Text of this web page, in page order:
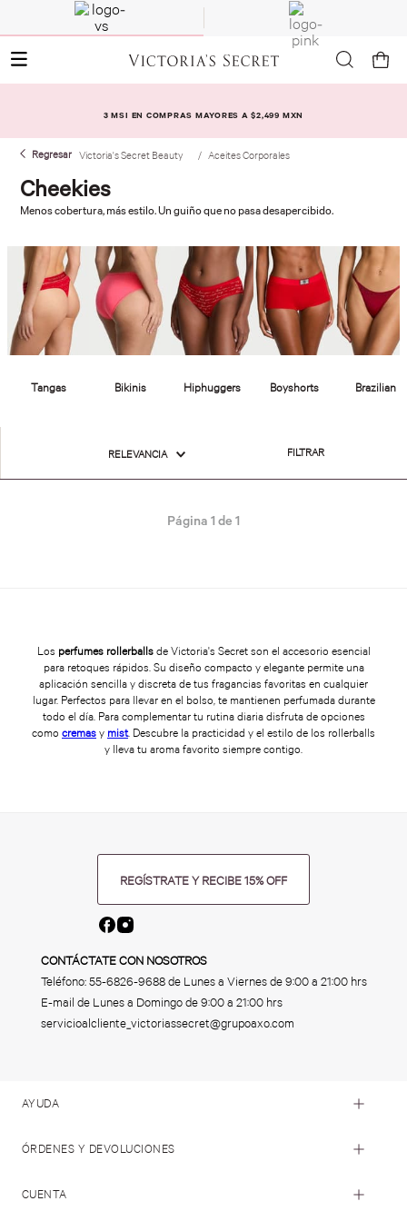
3 MSI EN COMPRAS MAYORES A $2,499 MXN
Victoria's Secret Beauty Aceites Corporales
Cheekies
Menos cobertura, más estilo. Un guiño que no pasa desapercibido.
RELEVANCIA FILTRAR
Página 1 de 1
Los perfumes rollerballsde Victoria's Secret son el accesorio esencial
para retoques rápidos. Su diseño compacto y elegante permite una
aplicación sencilla y discreta de tus fragancias favoritas en cualquier
lugar. Perfectos para llevar en el bolso, te mantienen perfumada durante
todo el día. Para complementar tu rutina diaria disfruta de opciones
como cremas y mist. Descubre la practicidad y el estilo de los rollerballs
y lleva tu aroma favorito siempre contigo.
REGÍSTRATE Y RECIBE 15% OFF
CONTÁCTATE CON NOSOTROS
Teléfono:55-6826-9688de Lunes a Viernes de 9:00 a 21:00 hrs
E-mail de Lunes a Domingo de 9:00 a 21:00 hrs
servicioalcliente_victoriassecret@grupoaxo.com
AYUDA
ÓRDENES Y DEVOLUCIONES
CUENTA